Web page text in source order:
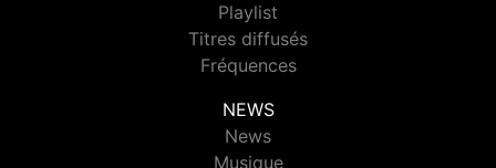
Playlist
Titres diffusés
Fréquences
NEWS
News
Musique